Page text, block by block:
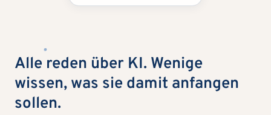
Alle reden über KI. Wenige
wissen, was sie damit anfangen
sollen.